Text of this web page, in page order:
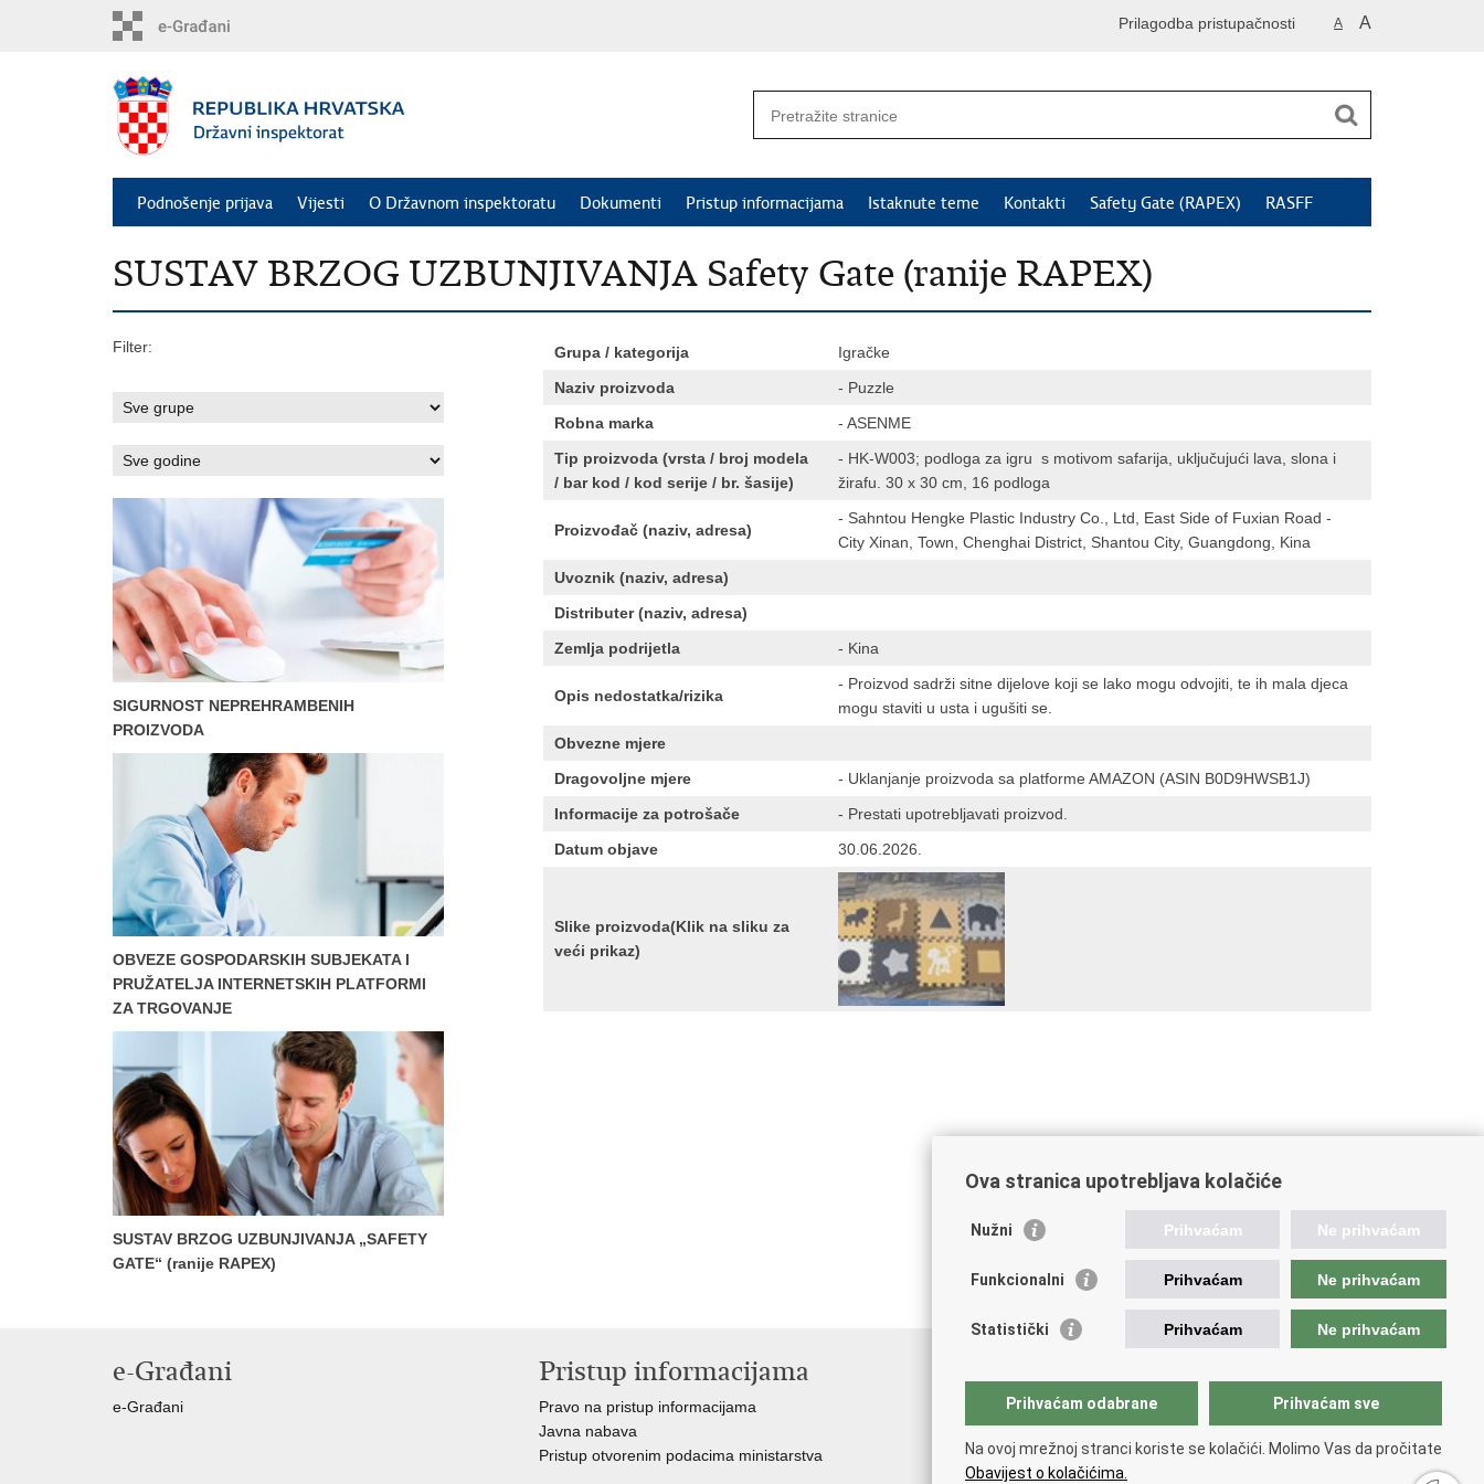
A A
Prilagodba pristupačnosti
Podnošenje prijava Vijesti O Državnom inspektoratu Dokumenti Pristup informacijama Istaknute teme Kontakti Safety Gate (RAPEX) RASFF
SUSTAV BRZOG UZBUNJIVANJA Safety Gate (ranije RAPEX)
Filter:
SIGURNOST NEPREHRAMBENIH
PROIZVODA
OBVEZE GOSPODARSKIH SUBJEKATA I
PRUŽATELJA INTERNETSKIH PLATFORMI
ZA TRGOVANJE
SUSTAV BRZOG UZBUNJIVANJA „SAFETY
GATE“ (ranije RAPEX)
Grupa / kategorija
Igračke
Naziv proizvoda
- Puzzle
Robna marka
- ASENME
Tip proizvoda (vrsta / broj modela
/ bar kod / kod serije / br. šasije)
- HK-W003; podloga za igru ​ s motivom safarija, uključujući lava, slona i
žirafu. 30 x 30 cm, 16 podloga
Proizvođač (naziv, adresa)
- Sahntou Hengke Plastic Industry Co., Ltd, East Side of Fuxian Road -
City Xinan, Town, Chenghai District, Shantou City, Guangdong, Kina
Uvoznik (naziv, adresa)
Distributer (naziv, adresa)
Zemlja podrijetla
- Kina
Opis nedostatka/rizika
- Proizvod sadrži sitne dijelove koji se lako mogu odvojiti, te ih mala djeca
mogu staviti u usta i ugušiti se.
Obvezne mjere
Dragovoljne mjere
- Uklanjanje proizvoda sa platforme AMAZON (ASIN B0D9HWSB1J)
Informacije za potrošače
- Prestati upotrebljavati proizvod.
Datum objave
30.06.2026.
Slike proizvoda(Klik na sliku za
veći prikaz)
e-Građani
e-Građani
Pristup informacijama
Pravo na pristup informacijama
Javna nabava
Pristup otvorenim podacima ministarstva
Vlada RH
Pučka pravobraniteljica
Državna škola za javnu upravu
Ova stranica upotrebljava kolačiće
Nužni Prihvaćam Ne prihvaćam
Funkcionalni Prihvaćam Ne prihvaćam
Statistički Prihvaćam Ne prihvaćam
Prihvaćam odabrane Prihvaćam sve
Na ovoj mrežnoj stranci koriste se kolačići. Molimo Vas da pročitate
Obavijest o kolačićima.